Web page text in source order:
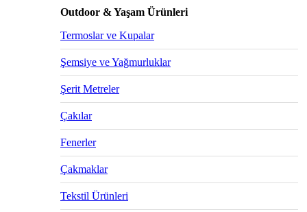
Outdoor & Yaşam Ürünleri
Termoslar ve Kupalar
Şemsiye ve Yağmurluklar
Şerit Metreler
Çakılar
Fenerler
Çakmaklar
Tekstil Ürünleri